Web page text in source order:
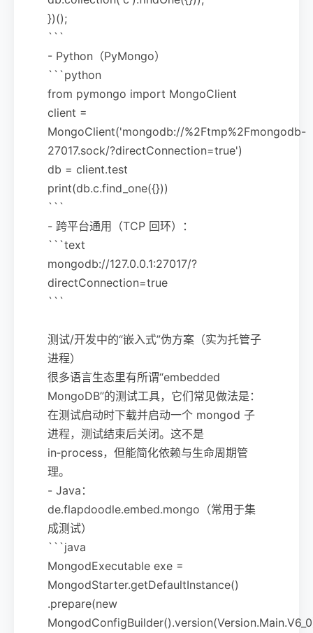
})();
```
- Python（PyMongo）
```python
from pymongo import MongoClient
client =
MongoClient('mongodb://%2Ftmp%2Fmongodb-
27017.sock/?directConnection=true')
db = client.test
print(db.c.find_one({}))
```
- 跨平台通用（TCP 回环）：
```text
mongodb://127.0.0.1:27017/?
directConnection=true
```
测试/开发中的“嵌入式”伪方案（实为托管子
进程）
很多语言生态里有所谓“embedded
MongoDB”的测试工具，它们常见做法是：
在测试启动时下载并启动一个 mongod 子
进程，测试结束后关闭。这不是
in‑process，但能简化依赖与生命周期管
理。
- Java：
de.flapdoodle.embed.mongo（常用于集
成测试）
```java
MongodExecutable exe =
MongodStarter.getDefaultInstance()
.prepare(new